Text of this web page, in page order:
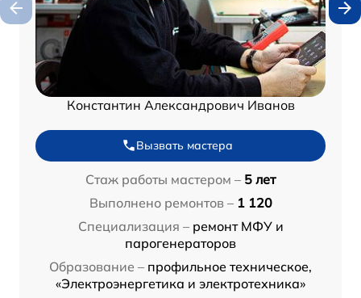
Константин Александрович Иванов
Вызвать мастера
Стаж работы мастером – 5 лет
Выполнено ремонтов – 1 120
Специализация – ремонт МФУ и
парогенераторов
Образование – профильное техническое,
«Электроэнергетика и электротехника»